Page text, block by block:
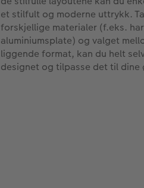
et stilfult og moderne uttrykk.
forskjellige materialer (f.eks.
aluminiumsplate) og valget
liggende format, kan du helt
designet og tilpasse det til dine